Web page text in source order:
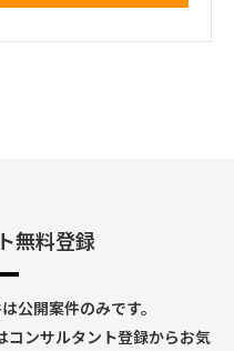
ク
無料登録
公開案件のみです。
コンサルタント登録からお気